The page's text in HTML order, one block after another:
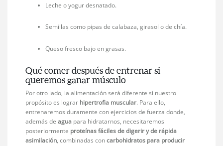
Leche o yogur desnatado.
Semillas como pipas de calabaza, girasol o de chía.
Queso fresco bajo en grasas.
Qué comer después de entrenar si
queremos ganar músculo
Por otro lado, la alimentación será diferente si nuestro
propósito es lograr hipertrofia muscular. Para ello,
entrenaremos duramente con ejercicios de fuerza donde,
además deagua para hidratarnos, necesitaremos
posteriormente proteínas fáciles de digerir y de rápida
asimilación, combinadas concarbohidratos para producir